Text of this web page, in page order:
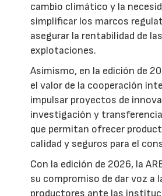
cambio climático y la
simplificar los marcos
asegurar la rentabilidad de las
explotaciones.
Asimismo, en la edición de
el valor de la cooperación
impulsar proyectos de
investigación y
que permitan ofrecer
calidad y seguros para el
Con la edición de 2026, la
su compromiso de dar voz a
productores ante las